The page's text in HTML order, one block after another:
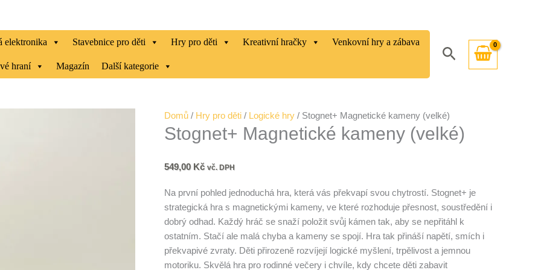
elektronika Stavebnice pro děti Hry pro děti Kreativní hračky Venkovní hry a zábava
hraní Magazín Další kategorie
Hledat
Domů / Hry pro děti / Logické hry / Stognet+ Magnetické kameny (velké)
Stognet+ Magnetické kameny (velké)
549,00 Kč vč. DPH
Na první pohled jednoduchá hra, která vás překvapí svou chytrostí. Stognet+ je
strategická hra s magnetickými kameny, ve které rozhoduje přesnost, soustředění i
dobrý odhad. Každý hráč se snaží položit svůj kámen tak, aby se nepřitáhl k
ostatním. Stačí ale malá chyba a kameny se spojí. Hra tak přináší napětí, smích i
překvapivé zvraty. Děti přirozeně rozvíjejí logické myšlení, trpělivost a jemnou
motoriku. Skvělá hra pro rodinné večery i chvíle, kdy chcete děti zabavit
Stognet+
Magnetické
kameny
množství